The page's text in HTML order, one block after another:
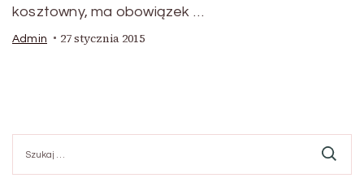
kosztowny, ma obowiązek …
Admin 27 stycznia 2015